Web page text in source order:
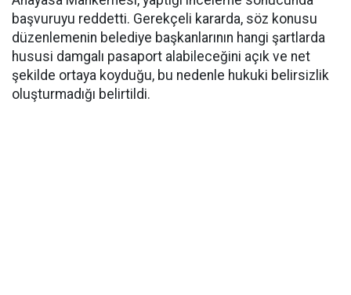
başvuruyu reddetti. Gerekçeli kararda, söz konusu
düzenlemenin belediye başkanlarının hangi şartlarda
hususi damgalı pasaport alabileceğini açık ve net
şekilde ortaya koyduğu, bu nedenle hukuki belirsizlik
oluşturmadığı belirtildi.